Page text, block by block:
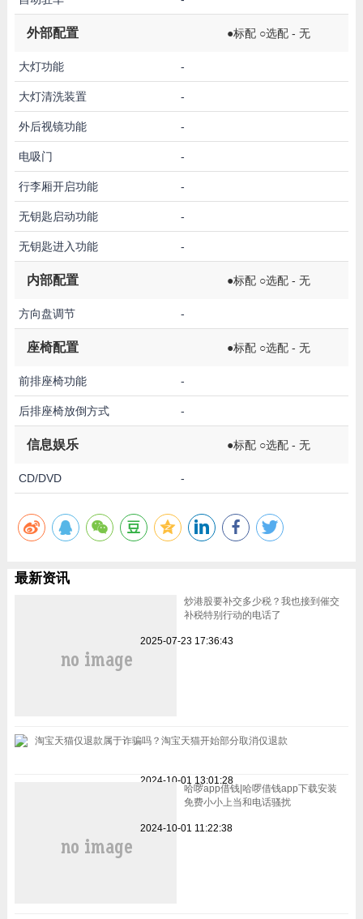
外部配置 ●标配 ○选配 - 无
大灯功能 -
大灯清洗装置 -
外后视镜功能 -
电吸门 -
行李厢开启功能 -
无钥匙启动功能 -
无钥匙进入功能 -
内部配置 ●标配 ○选配 - 无
方向盘调节 -
座椅配置 ●标配 ○选配 - 无
前排座椅功能 -
后排座椅放倒方式 -
信息娱乐 ●标配 ○选配 - 无
CD/DVD -
最新资讯
炒港股要补交多少税？我也接到催交
补税特别行动的电话了
2025-07-23 17:36:43
淘宝天猫仅退款属于诈骗吗？淘宝天猫开始部分取消仅退款
2024-10-01 13:01:28
哈啰app借钱|哈啰借钱app下载安装
免费小小上当和电话骚扰
2024-10-01 11:22:38